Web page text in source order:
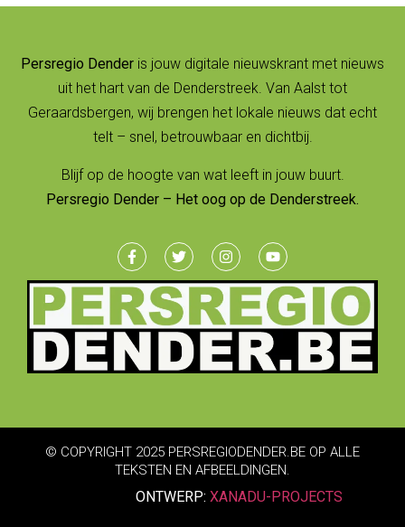
Persregio Dender is jouw digitale nieuwskrant met nieuws
uit het hart van de Denderstreek. Van Aalst tot
Geraardsbergen, wij brengen het lokale nieuws dat echt
telt – snel, betrouwbaar en dichtbij.
Blijf op de hoogte van wat leeft in jouw buurt.
Persregio Dender – Het oog op de Denderstreek.
© COPYRIGHT 2025 PERSREGIODENDER.BE OP ALLE
TEKSTEN EN AFBEELDINGEN.
ONTWERP: XANADU-PROJECTS